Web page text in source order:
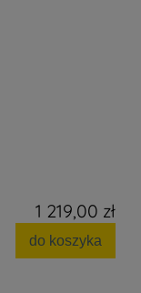
1 219,00 zł
do koszyka